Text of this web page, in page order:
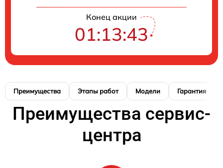
Конец акции
01:13:42
Преимущества Этапы работ Модели Гарантия
Преимущества сервис-
центра